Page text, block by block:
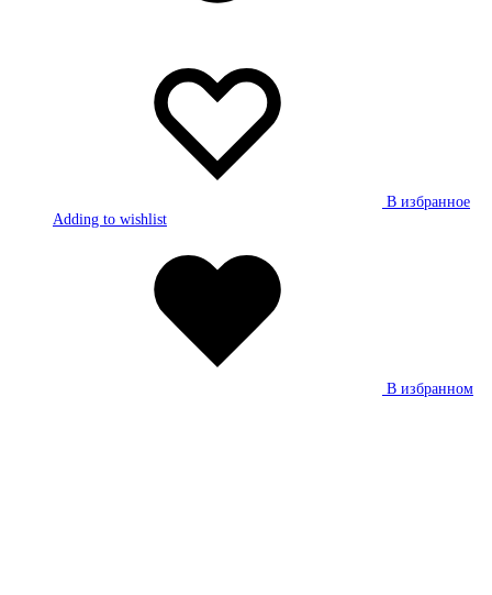
В избранное
Adding to wishlist
В избранном